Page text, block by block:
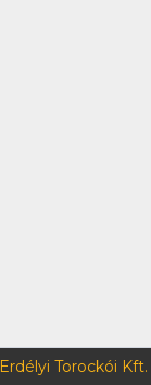
Erdélyi Torockói Kft.